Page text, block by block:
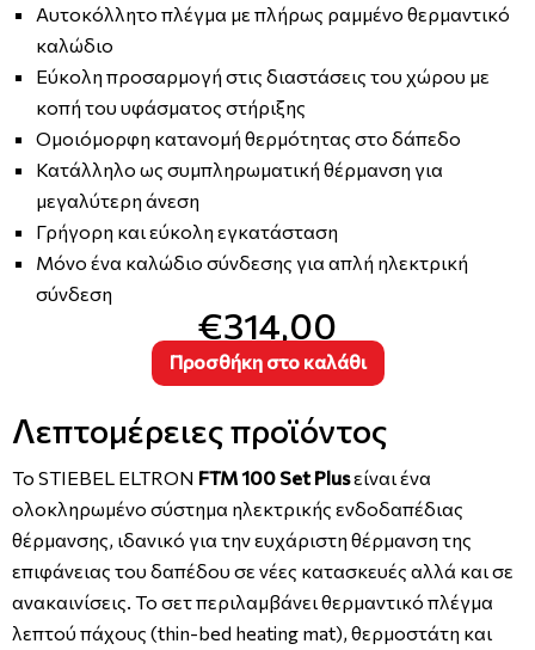
Αυτοκόλλητο πλέγμα με πλήρως ραμμένο θερμαντικό
καλώδιο
Εύκολη προσαρμογή στις διαστάσεις του χώρου με
κοπή του υφάσματος στήριξης
Ομοιόμορφη κατανομή θερμότητας στο δάπεδο
Κατάλληλο ως συμπληρωματική θέρμανση για
μεγαλύτερη άνεση
Γρήγορη και εύκολη εγκατάσταση
Μόνο ένα καλώδιο σύνδεσης για απλή ηλεκτρική
σύνδεση
€314,00
Προσθήκη στο καλάθι
Λεπτομέρειες προϊόντος
Το STIEBEL ELTRON FTM 100 Set Plusείναι ένα
ολοκληρωμένο σύστημα ηλεκτρικής ενδοδαπέδιας
θέρμανσης, ιδανικό για την ευχάριστη θέρμανση της
επιφάνειας του δαπέδου σε νέες κατασκευές αλλά και σε
ανακαινίσεις. Το σετ περιλαμβάνει θερμαντικό πλέγμα
λεπτού πάχους (thin-bed heating mat), θερμοστάτη και